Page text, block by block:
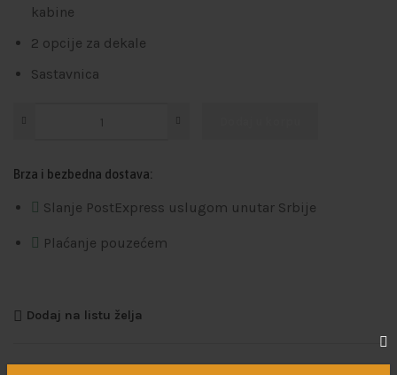
kabine
2 opcije za dekale
Sastavnica
Brza i bezbedna dostava:
Slanje PostExpress uslugom unutar Srbije
Plaćanje pouzećem
Dodaj na listu želja